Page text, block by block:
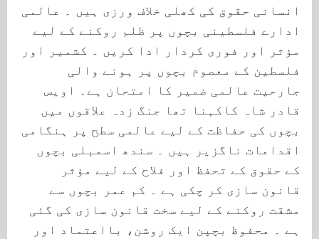
انسانی حقوق کی کھلی خلاف ورزی ہیں ۔ عالمی
ادارے فلسطینی بچوں پر ظلم روکنے کے لیے
مؤثر اور فوری کردار ادا کریں ۔ کشمیر اور
فلسطین کے معصوم بچوں پر ہونے والی
جارحیت عالمی ضمیر کا امتحان ہے۔ اویس
قادر شاہ کاکہنا تھا جنگ زدہ علاقوں میں
بچوں کی حفاظت کے لیے عالمی سطح پر ہنگامی
اقدامات ناگزیر ہیں ۔ سندھ اسمبلی بچوں
کے حقوق کے تحفظ اور فلاح کے لیے مؤثر
قانون سازی کر چکی ہے ۔ کم عمر بچوں سے
مشقت روکنے کے لیے سخت قانون سازی کی گئی
ہے ۔ محفوظ بچپن ایک روشن، بااعتماد اور